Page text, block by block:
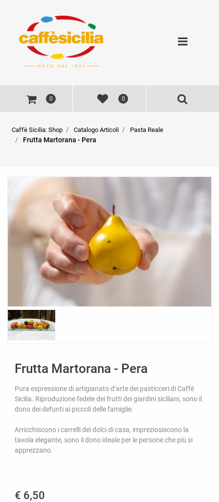
0 0
Caffè Sicilia: Shop Catalogo Articoli Pasta Reale
Frutta Martorana - Pera
Frutta Martorana - Pera
Pura espressione di artigianato d’arte dei pasticceri di Caffè
Sicilia. Riproduzione fedele dei frutti dei giardini siciliani, sono il
dono dei defunti ai piccoli delle famiglie.
Arricchiscono i carrelli dei dolci di casa, impreziosiscono la
tavola elegante, sono il dono ideale per le persone che più si
apprezzano.
€ 6,50